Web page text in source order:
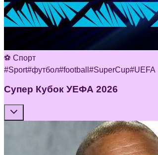
⚽ Спорт
#Sport#футбол#football #SuperCup#UEFA
Супер Кубок УЕФА 2026